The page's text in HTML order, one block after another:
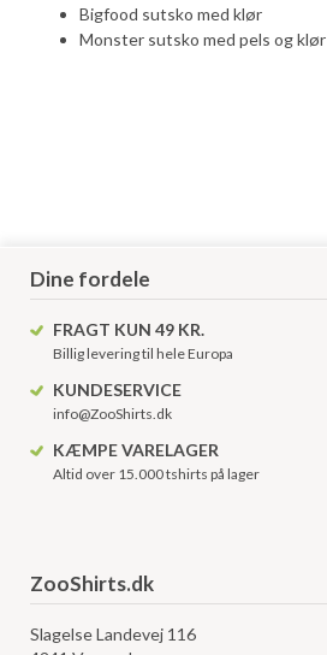
Bigfood sutsko med klør
Monster sutsko med pels og klør
Dine fordele
FRAGT KUN 49 KR.
Billig levering til hele Europa
KUNDESERVICE
info@ZooShirts.dk
KÆMPE VARELAGER
Altid over 15.000 tshirts på lager
ZooShirts.dk
Slagelse Landevej 116